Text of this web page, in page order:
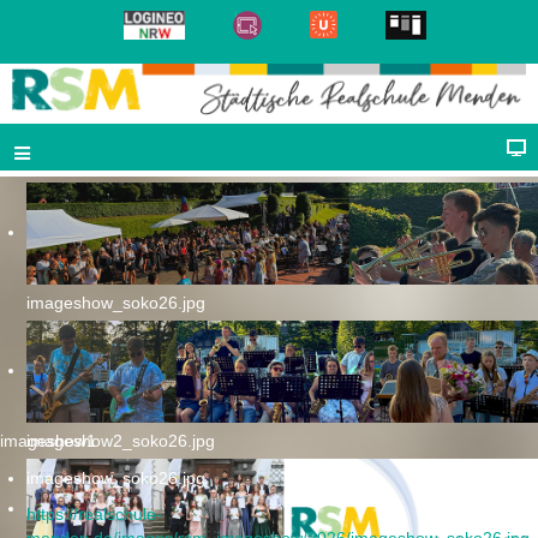
imageshow_soko26.jpg
imageshow2_soko26.jpg
imageshow1
imageshow_soko26.jpg
https://realschule-